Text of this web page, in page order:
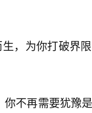
，为你打破界
不再需要犹豫